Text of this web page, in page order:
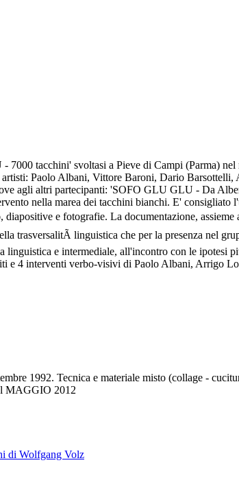
tacchini' svoltasi a Pieve di Campi (Parma)
Paolo Albani, Vittore Baroni, Dario
agli altri partecipanti: 'SOFO GLU GLU - Da
nella marea dei tacchini bianchi. E'
e fotografie. La documentazione,
trasversalitÃ linguistica che per la presenza nel
e intermediale, all'incontro con le ipotesi
e 4 interventi verbo-visivi di Paolo Albani, Arrigo
1992. Tecnica e materiale misto (collage -
MAGGIO 2012
di Wolfgang Volz